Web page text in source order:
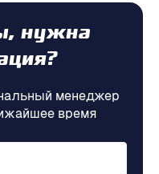
нужна
менеджер
время